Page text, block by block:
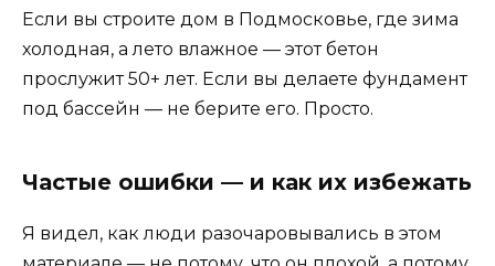
Если вы строите дом в Подмосковье, где зима
холодная, а лето влажное — этот бетон
прослужит 50+ лет. Если вы делаете фундамент
под бассейн — не берите его. Просто.
Частые ошибки — и как их избежать
Я видел, как люди разочаровывались в этом